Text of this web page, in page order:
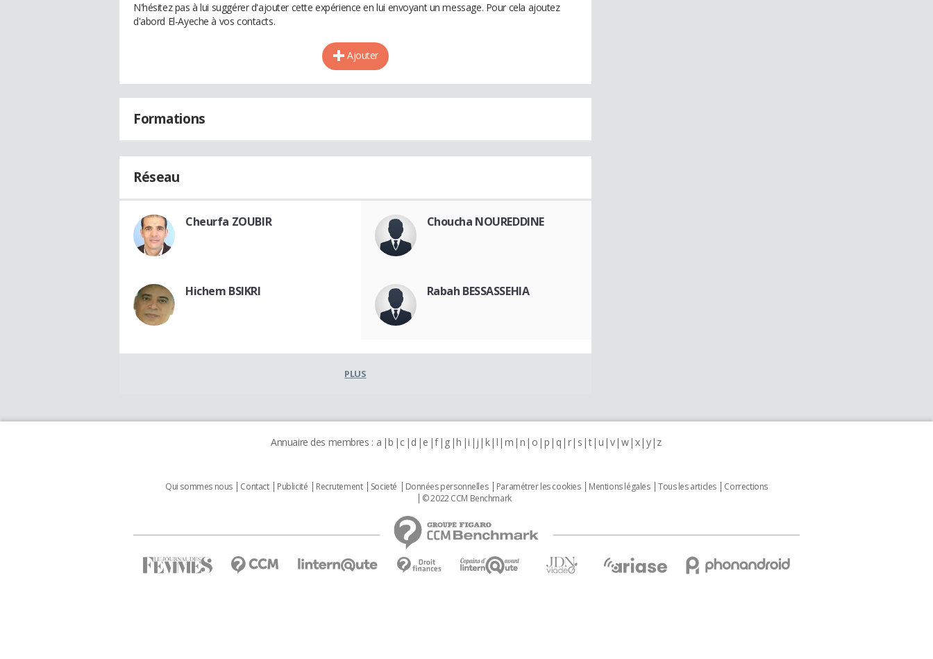
N'hésitez pas à lui suggérer d'ajouter cette expérience en lui envoyant un message. Pour cela ajoutez
d'abord El-Ayeche à vos contacts.
Ajouter
Formations
Réseau
Cheurfa ZOUBIR Choucha NOUREDDINE
Hichem BSIKRI Rabah BESSASSEHIA
PLUS
Annuaire des membres : a b c d e f g h i j k l m n o p q r s t u v w x y z
Qui sommes nous Contact Publicité Recrutement Societé Données personnelles Paramétrer les cookies Mentions légales Tous les articles
Corrections
© 2022 CCM Benchmark